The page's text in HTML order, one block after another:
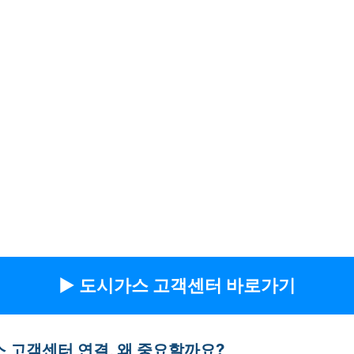
▶︎ 도시가스 고객센터 바로가기
고객센터 연결, 왜 중요할까요?